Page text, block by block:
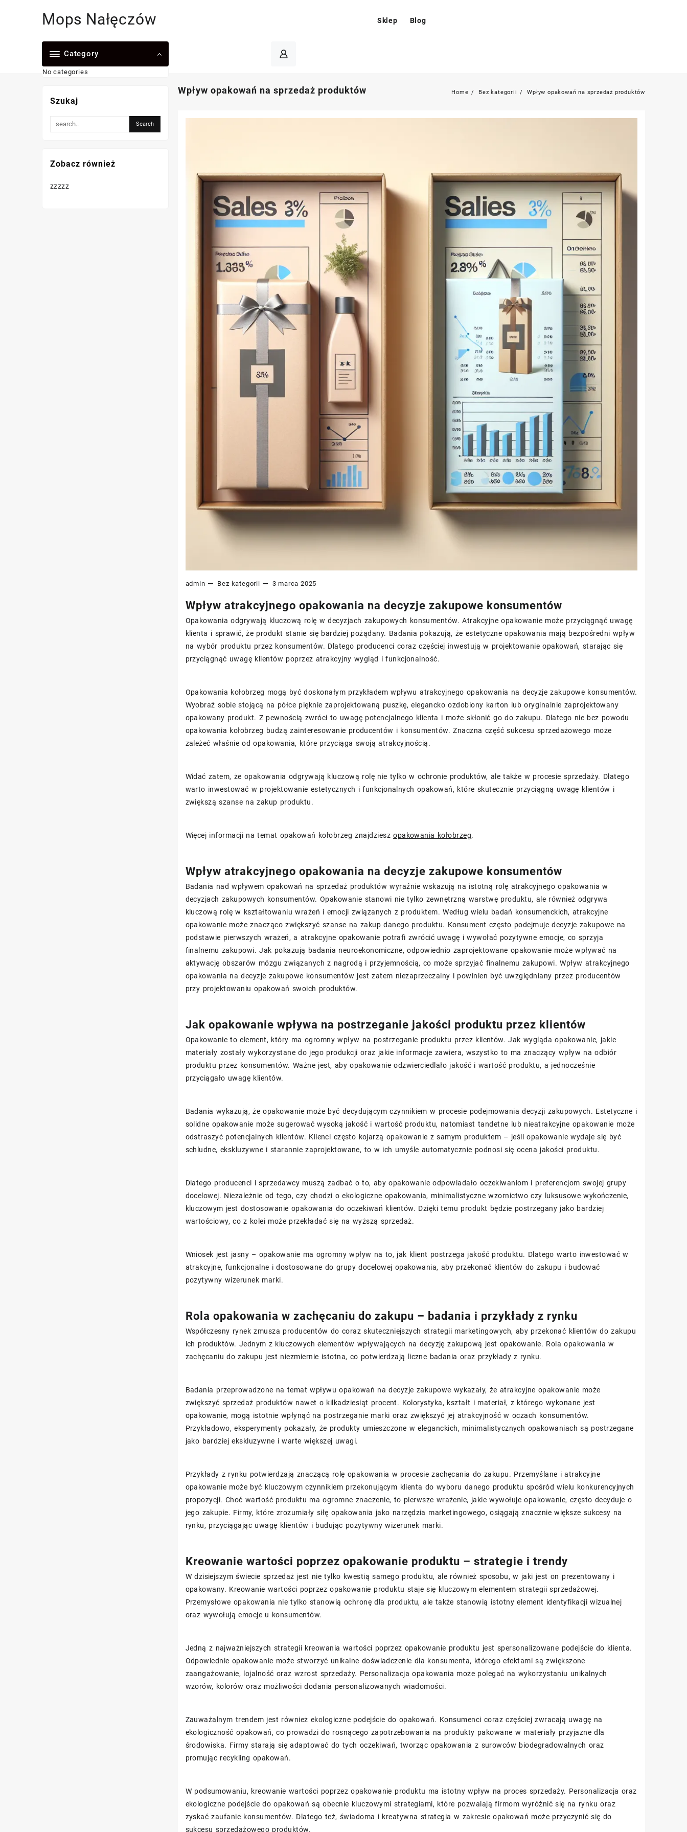
Mops Nałęczów Sklep Blog
Category
No categories
Wpływ opakowań na sprzedaż produktów Home Bez kategorii Wpływ opakowań na sprzedaż produktów
admin Bez kategorii 3 marca 2025
Wpływ atrakcyjnego opakowania na decyzje zakupowe konsumentów
Opakowania odgrywają kluczową rolę w decyzjach zakupowych konsumentów. Atrakcyjne opakowanie może przyciągnąć uwagę
klienta i sprawić, że produkt stanie się bardziej pożądany. Badania pokazują, że estetyczne opakowania mają bezpośredni wpływ
na wybór produktu przez konsumentów. Dlatego producenci coraz częściej inwestują w projektowanie opakowań, starając się
przyciągnąć uwagę klientów poprzez atrakcyjny wygląd i funkcjonalność.
Opakowania kołobrzeg mogą być doskonałym przykładem wpływu atrakcyjnego opakowania na decyzje zakupowe konsumentów.
Wyobraź sobie stojącą na półce pięknie zaprojektowaną puszkę, elegancko ozdobiony karton lub oryginalnie zaprojektowany
opakowany produkt. Z pewnością zwróci to uwagę potencjalnego klienta i może skłonić go do zakupu. Dlatego nie bez powodu
opakowania kołobrzeg budzą zainteresowanie producentów i konsumentów. Znaczna część sukcesu sprzedażowego może
zależeć właśnie od opakowania, które przyciąga swoją atrakcyjnością.
Widać zatem, że opakowania odgrywają kluczową rolę nie tylko w ochronie produktów, ale także w procesie sprzedaży. Dlatego
warto inwestować w projektowanie estetycznych i funkcjonalnych opakowań, które skutecznie przyciągną uwagę klientów i
zwiększą szanse na zakup produktu.
Więcej informacji na temat opakowań kołobrzeg znajdzieszopakowania kołobrzeg.
Wpływ atrakcyjnego opakowania na decyzje zakupowe konsumentów
Badania nad wpływem opakowań na sprzedaż produktów wyraźnie wskazują na istotną rolę atrakcyjnego opakowania w
decyzjach zakupowych konsumentów. Opakowanie stanowi nie tylko zewnętrzną warstwę produktu, ale również odgrywa
kluczową rolę w kształtowaniu wrażeń i emocji związanych z produktem. Według wielu badań konsumenckich, atrakcyjne
opakowanie może znacząco zwiększyć szanse na zakup danego produktu. Konsument często podejmuje decyzje zakupowe na
podstawie pierwszych wrażeń, a atrakcyjne opakowanie potrafi zwrócić uwagę i wywołać pozytywne emocje, co sprzyja
finalnemu zakupowi. Jak pokazują badania neuroekonomiczne, odpowiednio zaprojektowane opakowanie może wpływać na
aktywację obszarów mózgu związanych z nagrodą i przyjemnością, co może sprzyjać finalnemu zakupowi. Wpływ atrakcyjnego
opakowania na decyzje zakupowe konsumentów jest zatem niezaprzeczalny i powinien być uwzględniany przez producentów
przy projektowaniu opakowań swoich produktów.
Jak opakowanie wpływa na postrzeganie jakości produktu przez klientów
Opakowanie to element, który ma ogromny wpływ na postrzeganie produktu przez klientów. Jak wygląda opakowanie, jakie
materiały zostały wykorzystane do jego produkcji oraz jakie informacje zawiera, wszystko to ma znaczący wpływ na odbiór
produktu przez konsumentów. Ważne jest, aby opakowanie odzwierciedlało jakość i wartość produktu, a jednocześnie
przyciągało uwagę klientów.
Badania wykazują, że opakowanie może być decydującym czynnikiem w procesie podejmowania decyzji zakupowych. Estetyczne i
solidne opakowanie może sugerować wysoką jakość i wartość produktu, natomiast tandetne lub nieatrakcyjne opakowanie może
odstraszyć potencjalnych klientów. Klienci często kojarzą opakowanie z samym produktem – jeśli opakowanie wydaje się być
schludne, ekskluzywne i starannie zaprojektowane, to w ich umyśle automatycznie podnosi się ocena jakości produktu.
Dlatego producenci i sprzedawcy muszą zadbać o to, aby opakowanie odpowiadało oczekiwaniom i preferencjom swojej grupy
docelowej. Niezależnie od tego, czy chodzi o ekologiczne opakowania, minimalistyczne wzornictwo czy luksusowe wykończenie,
kluczowym jest dostosowanie opakowania do oczekiwań klientów. Dzięki temu produkt będzie postrzegany jako bardziej
wartościowy, co z kolei może przekładać się na wyższą sprzedaż.
Wniosek jest jasny – opakowanie ma ogromny wpływ na to, jak klient postrzega jakość produktu. Dlatego warto inwestować w
atrakcyjne, funkcjonalne i dostosowane do grupy docelowej opakowania, aby przekonać klientów do zakupu i budować
pozytywny wizerunek marki.
Rola opakowania w zachęcaniu do zakupu – badania i przykłady z rynku
Współczesny rynek zmusza producentów do coraz skuteczniejszych strategii marketingowych, aby przekonać klientów do zakupu
ich produktów. Jednym z kluczowych elementów wpływających na decyzję zakupową jest opakowanie. Rola opakowania w
zachęcaniu do zakupu jest niezmiernie istotna, co potwierdzają liczne badania oraz przykłady z rynku.
Badania przeprowadzone na temat wpływu opakowań na decyzje zakupowe wykazały, że atrakcyjne opakowanie może
zwiększyć sprzedaż produktów nawet o kilkadziesiąt procent. Kolorystyka, kształt i materiał, z którego wykonane jest
opakowanie, mogą istotnie wpłynąć na postrzeganie marki oraz zwiększyć jej atrakcyjność w oczach konsumentów.
Przykładowo, eksperymenty pokazały, że produkty umieszczone w eleganckich, minimalistycznych opakowaniach są postrzegane
jako bardziej ekskluzywne i warte większej uwagi.
Przykłady z rynku potwierdzają znaczącą rolę opakowania w procesie zachęcania do zakupu. Przemyślane i atrakcyjne
opakowanie może być kluczowym czynnikiem przekonującym klienta do wyboru danego produktu spośród wielu konkurencyjnych
propozycji. Choć wartość produktu ma ogromne znaczenie, to pierwsze wrażenie, jakie wywołuje opakowanie, często decyduje o
jego zakupie. Firmy, które zrozumiały siłę opakowania jako narzędzia marketingowego, osiągają znacznie większe sukcesy na
rynku, przyciągając uwagę klientów i budując pozytywny wizerunek marki.
Kreowanie wartości poprzez opakowanie produktu – strategie i trendy
W dzisiejszym świecie sprzedaż jest nie tylko kwestią samego produktu, ale również sposobu, w jaki jest on prezentowany i
opakowany. Kreowanie wartości poprzez opakowanie produktu staje się kluczowym elementem strategii sprzedażowej.
Przemysłowe opakowania nie tylko stanowią ochronę dla produktu, ale także stanowią istotny element identyfikacji wizualnej
oraz wywołują emocje u konsumentów.
Jedną z najważniejszych strategii kreowania wartości poprzez opakowanie produktu jest spersonalizowane podejście do klienta.
Odpowiednie opakowanie może stworzyć unikalne doświadczenie dla konsumenta, którego efektami są zwiększone
zaangażowanie, lojalność oraz wzrost sprzedaży. Personalizacja opakowania może polegać na wykorzystaniu unikalnych
wzorów, kolorów oraz możliwości dodania personalizowanych wiadomości.
Zauważalnym trendem jest również ekologiczne podejście do opakowań. Konsumenci coraz częściej zwracają uwagę na
ekologiczność opakowań, co prowadzi do rosnącego zapotrzebowania na produkty pakowane w materiały przyjazne dla
środowiska. Firmy starają się adaptować do tych oczekiwań, tworząc opakowania z surowców biodegradowalnych oraz
promując recykling opakowań.
W podsumowaniu, kreowanie wartości poprzez opakowanie produktu ma istotny wpływ na proces sprzedaży. Personalizacja oraz
ekologiczne podejście do opakowań są obecnie kluczowymi strategiami, które pozwalają firmom wyróżnić się na rynku oraz
zyskać zaufanie konsumentów. Dlatego też, świadoma i kreatywna strategia w zakresie opakowań może przyczynić się do
sukcesu sprzedażowego produktów.
Szukaj
Zobacz również
zzzzz